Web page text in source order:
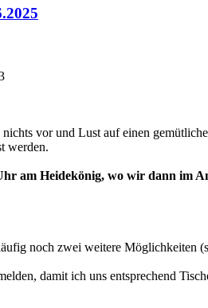
vor und Lust auf einen
werden.
am Heidekönig, wo wir dann im
noch zwei weitere Möglichkeiten
damit ich uns entsprechend